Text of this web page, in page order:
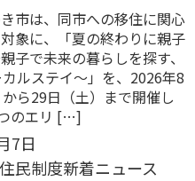
市は、同市への移住に関心
象に、「夏の終わりに親子
子で未来の暮らしを探す、
ルステイ～」を、2026年8
ら29日（土）まで開催し
のエリ […]
7日
民制度新着ニュース